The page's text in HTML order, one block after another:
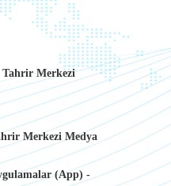
Tahrir Merkezi
Merkezi Medya
(App) -